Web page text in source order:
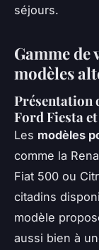
séjours.
Gamme de
modèles
Présentation
Ford Fiesta
Les modèles
comme la
Fiat 500 ou
citadins
modèle
aussi bien à